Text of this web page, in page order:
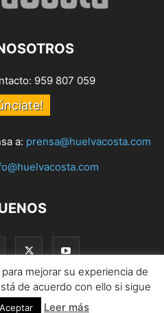
959 807 059
a: prensa@huelvacosta.com
mejorar su experiencia de
de acuerdo con ello si sigue
Aceptar Leer más